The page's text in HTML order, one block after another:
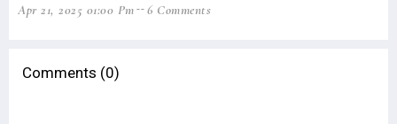
Apr 21, 2025 01:00 Pm 6 Comments
Comments (0)